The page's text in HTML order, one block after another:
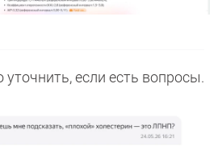
если есть вопросы.